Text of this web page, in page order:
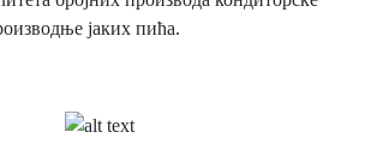
јаких пића.